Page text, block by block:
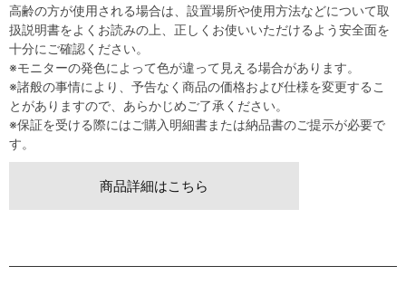
高齢の方が使用される場合は、設置場所や使用方法などについて取
扱説明書をよくお読みの上、正しくお使いいただけるよう安全面を
十分にご確認ください。
※モニターの発色によって色が違って見える場合があります。
※諸般の事情により、予告なく商品の価格および仕様を変更するこ
とがありますので、あらかじめご了承ください。
※保証を受ける際にはご購入明細書または納品書のご提示が必要で
す。
商品詳細はこちら